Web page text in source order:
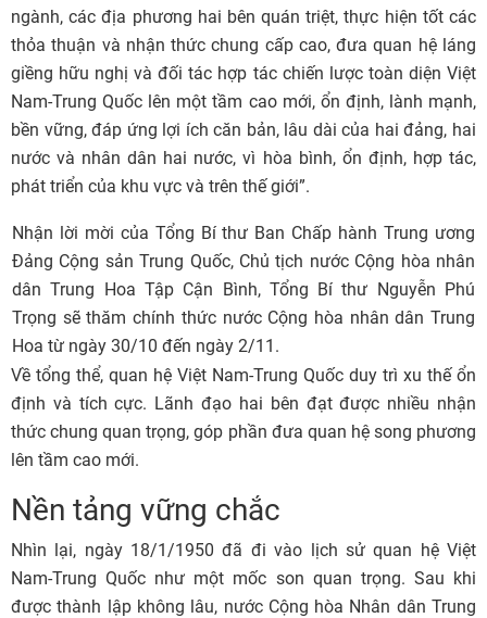
ngành, các địa phương hai bên quán triệt, thực hiện tốt các
thỏa thuận và nhận thức chung cấp cao, đưa quan hệ láng
giềng hữu nghị và đối tác hợp tác chiến lược toàn diện Việt
Nam-Trung Quốc lên một tầm cao mới, ổn định, lành mạnh,
bền vững, đáp ứng lợi ích căn bản, lâu dài của hai đảng, hai
nước và nhân dân hai nước, vì hòa bình, ổn định, hợp tác,
phát triển của khu vực và trên thế giới”.
Nhận lời mời của Tổng Bí thư Ban Chấp hành Trung ương
Đảng Cộng sản Trung Quốc, Chủ tịch nước Cộng hòa nhân
dân Trung Hoa Tập Cận Bình, Tổng Bí thư Nguyễn Phú
Trọng sẽ thăm chính thức nước Cộng hòa nhân dân Trung
Hoa từ ngày 30/10 đến ngày 2/11.
Về tổng thể, quan hệ Việt Nam-Trung Quốc duy trì xu thế ổn
định và tích cực. Lãnh đạo hai bên đạt được nhiều nhận
thức chung quan trọng, góp phần đưa quan hệ song phương
lên tầm cao mới.
Nền tảng vững chắc
Nhìn lại, ngày 18/1/1950 đã đi vào lịch sử quan hệ Việt
Nam-Trung Quốc như một mốc son quan trọng. Sau khi
được thành lập không lâu, nước Cộng hòa Nhân dân Trung